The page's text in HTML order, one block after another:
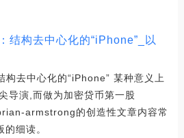
结构去中心化的“iPhone”_以
去中心化的“iPhone” 某种意义上
导演,而做为加密贷币第一股
armstrong的创造性文章内容常
细读。